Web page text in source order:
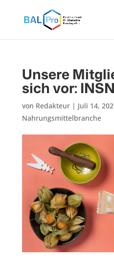
Unsere
sich vor:
von Redakteur| Juli 14,
Nahrungsmittelbranche